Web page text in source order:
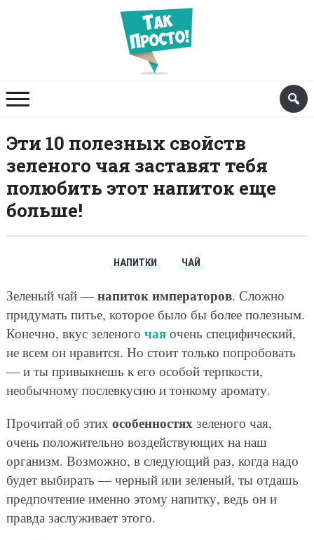
Эти 10 полезных свойств
зеленого чая заставят тебя
полюбить этот напиток еще
больше!
НАПИТКИ ЧАЙ
Зеленый чай — напиток императоров. Сложно
придумать питье, которое было бы более полезным.
Конечно, вкус зеленого чаяочень специфический,
не всем он нравится. Но стоит только попробовать
— и ты привыкнешь к его особой терпкости,
необычному послевкусию и тонкому аромату.
Прочитай об этих особенностяхзеленого чая,
очень положительно воздействующих на наш
организм. Возможно, в следующий раз, когда надо
будет выбирать — черный или зеленый, ты отдашь
предпочтение именно этому напитку, ведь он и
правда заслуживает этого.